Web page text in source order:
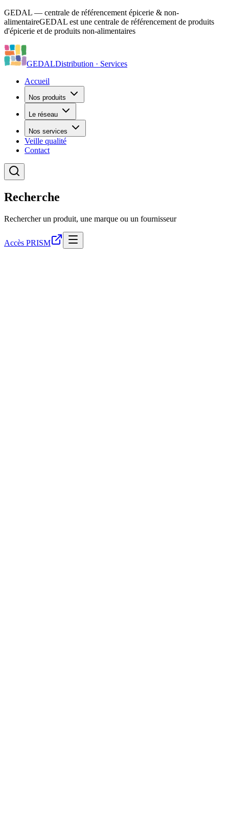
GEDAL — centrale de référencement épicerie & non-
alimentaireGEDAL est une centrale de référencement de produits
d'épicerie et de produits non-alimentaires
GEDALDistribution · Services
Accueil
Nos produits
Le réseau
Nos services
Veille qualité
Contact
Recherche
Rechercher un produit, une marque ou un fournisseur
Accès PRISM